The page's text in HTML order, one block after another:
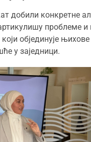
добили конкретне
проблеме и
објединује
у заједници.